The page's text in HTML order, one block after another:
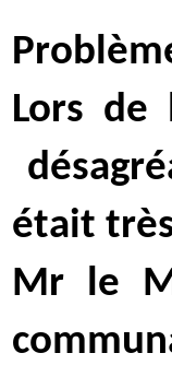
Lors de
était
Mr le